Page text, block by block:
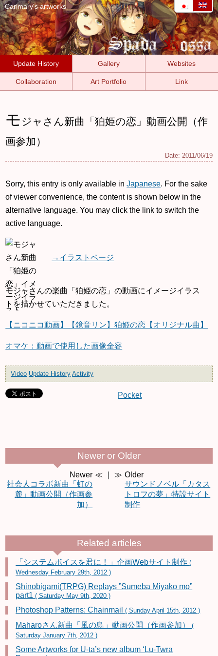
Carlmary's artworks
Update History Gallery Websites
Collaboration Art Portfolio Link
モ ジャさん新曲「狛姫の恋」動画公開（作
画参加）
Date: 2011/06/19
Sorry, this entry is only available inJapanese. For the sake
of viewer convenience, the content is shown below in the
alternative language. You may click the link to switch the
active language.
モジャさんの楽曲「狛姫の恋」の動画にイメージイラス
トを描かせていただきました。
→イラストページ
【ニコニコ動画】【鏡音リン】狛姫の恋【オリジナル曲】
オマケ：動画で使用した画像全容
Video Update History Activity
Pocket
Newer or Older
Newer
社会人コラボ新曲「虹の
麓」動画公開（作画参
加）
≪ ｜ ≫ Older
サウンドノベル「カタス
トロフの夢」特設サイト
制作
Related articles
「システムボイスを君に！」企画Webサイト制作(
Wednesday February 29th, 2012 )
Shinobigami(TRPG) Replays ”Sumeba Miyako mo”
part1( Saturday May 9th, 2020 )
Photoshop Patterns: Chainmail( Sunday April 15th, 2012 )
Maharoさん新曲「風の鳥」動画公開（作画参加）(
Saturday January 7th, 2012 )
Some Artworks for U-ta’s new album ‘Lu-Twra